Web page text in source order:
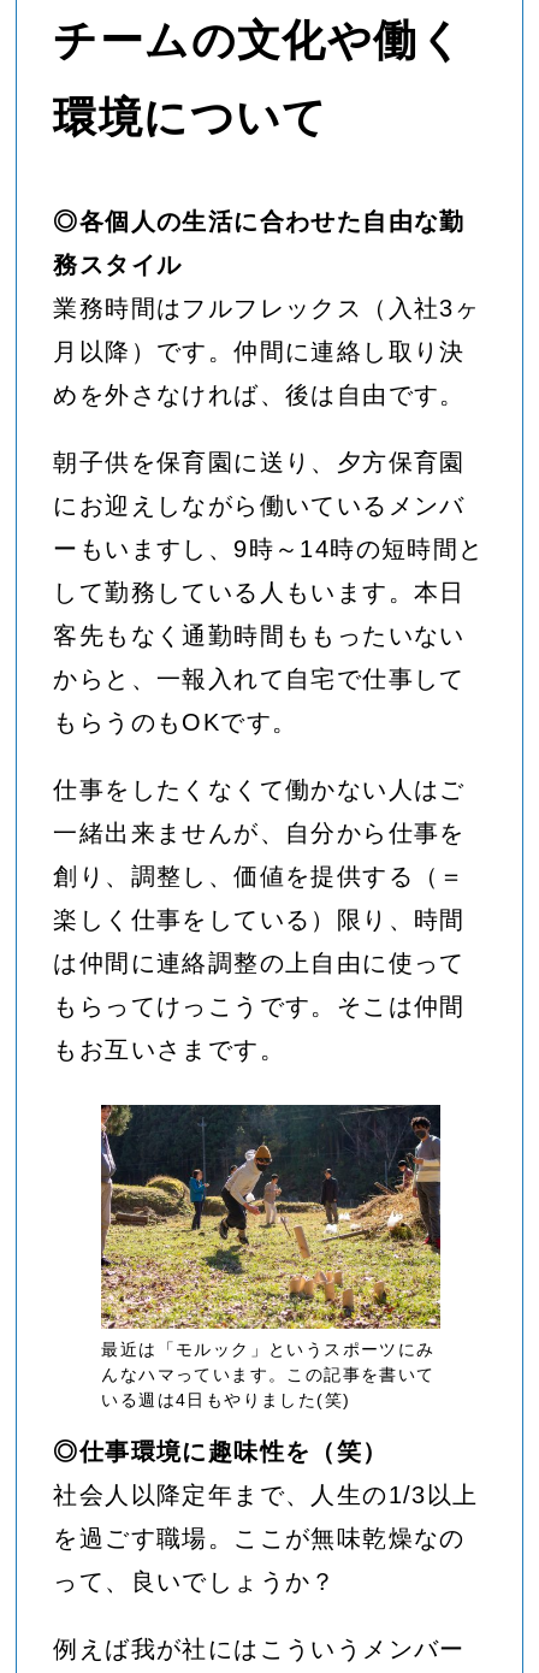
チームの文化や働く
環境について
◎各個人の生活に合わせた自由な勤
務スタイル
業務時間はフルフレックス（入社3ヶ
月以降）です。仲間に連絡し取り決
めを外さなければ、後は自由です。
朝子供を保育園に送り、夕方保育園
にお迎えしながら働いているメンバ
ーもいますし、9時～14時の短時間と
して勤務している人もいます。本日
客先もなく通勤時間ももったいない
からと、一報入れて自宅で仕事して
もらうのもOKです。
仕事をしたくなくて働かない人はご
一緒出来ませんが、自分から仕事を
創り、調整し、価値を提供する（＝
楽しく仕事をしている）限り、時間
は仲間に連絡調整の上自由に使って
もらってけっこうです。そこは仲間
もお互いさまです。
最近は「モルック」というスポーツにみ
んなハマっています。この記事を書いて
いる週は4日もやりました(笑)
◎仕事環境に趣味性を（笑）
社会人以降定年まで、人生の1/3以上
を過ごす職場。ここが無味乾燥なの
って、良いでしょうか？
例えば我が社にはこういうメンバー